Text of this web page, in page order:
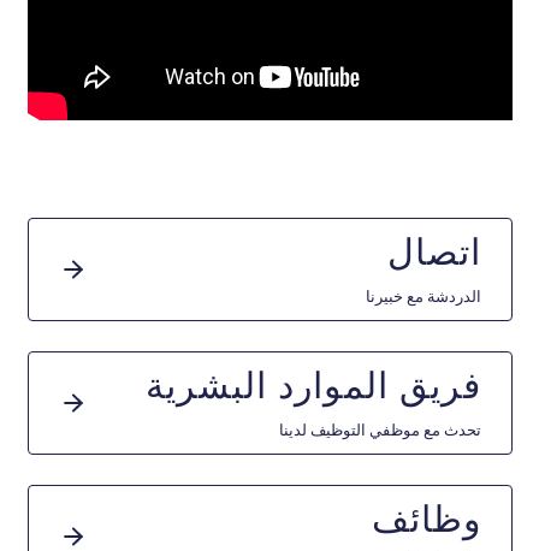
اتصال
الدردشة مع خبيرنا
فريق الموارد البشرية
تحدث مع موظفي التوظيف لدينا
وظائف